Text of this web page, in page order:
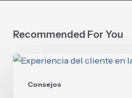
Recommended For You
Consejos
Experiencia
cliente